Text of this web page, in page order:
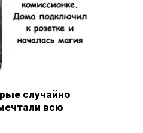
случайно
всю